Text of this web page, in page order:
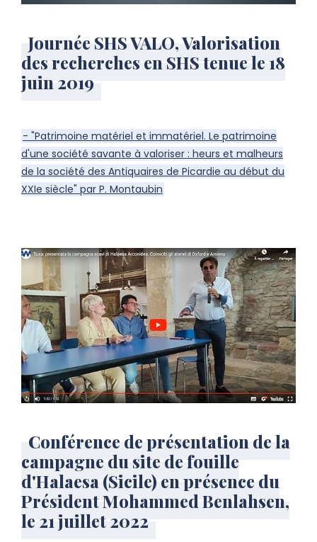
Journée SHS VALO, Valorisation
des recherches en SHS tenue le 18
juin 2019
- "Patrimoine matériel et immatériel. Le patrimoine
d'une société savante à valoriser : heurs et malheurs
de la société des Antiquaires de Picardie au début du
XXIe siècle" par P. Montaubin
Conférence de présentation de la
campagne du site de fouille
d'Halaesa (Sicile) en présence du
Président Mohammed Benlahsen,
le 21 juillet 2022